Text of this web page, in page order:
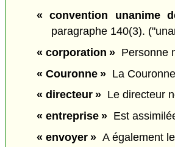
« convention unanime
paragraphe 140(3).
« corporation »Personne
« Couronne »La Couronne
« directeur »Le directeur
« entreprise »Est
« envoyer »A également le